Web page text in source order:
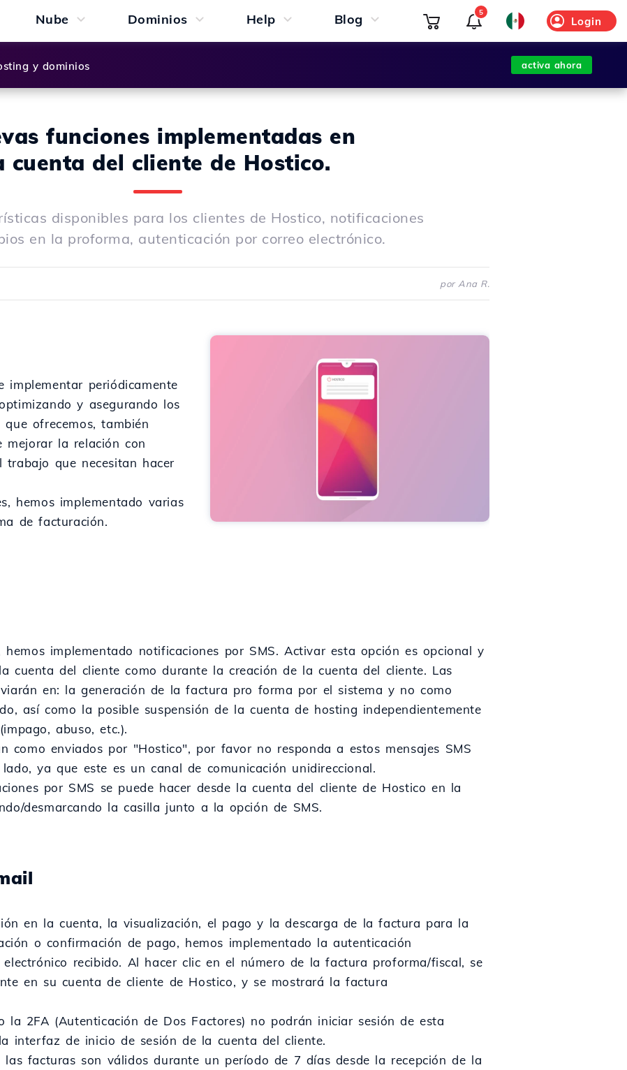
Nube Dominios Help Blog Login
5
y dominios activa ahora
funciones implementadas en
cuenta del cliente de Hostico.
disponibles para los clientes de Hostico, notificaciones
en la proforma, autenticación por correo electrónico.
por Ana R.
implementar periódicamente
y asegurando los
ofrecemos, también
mejorar la relación con
que necesitan hacer
hemos implementado varias
de facturación.
implementado notificaciones por SMS. Activar esta opción es opcional y
cuenta del cliente como durante la creación de la cuenta del cliente. Las
en: la generación de la factura pro forma por el sistema y no como
así como la posible suspensión de la cuenta de hosting independientemente
abuso, etc.).
como enviados por "Hostico", por favor no responda a estos mensajes SMS
ya que este es un canal de comunicación unidireccional.
por SMS se puede hacer desde la cuenta del cliente de Hostico en la
desmarcando la casilla junto a la opción de SMS.
en la cuenta, la visualización, el pago y la descarga de la factura para la
o confirmación de pago, hemos implementado la autenticación
recibido. Al hacer clic en el número de la factura proforma/fiscal, se
en su cuenta de cliente de Hostico, y se mostrará la factura
la 2FA (Autenticación de Dos Factores) no podrán iniciar sesión de esta
interfaz de inicio de sesión de la cuenta del cliente.
las facturas son válidos durante un período de 7 días desde la recepción de la